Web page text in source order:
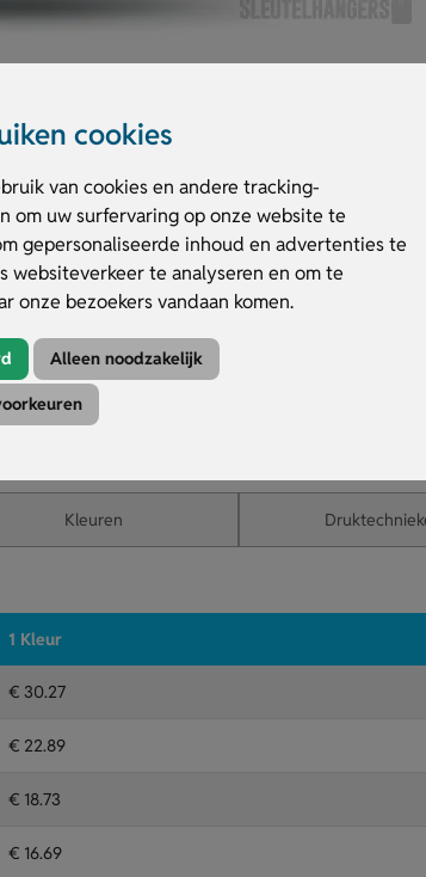
cookies
van cookies en andere tracking-
om uw surfervaring op onze website te
gepersonaliseerde inhoud en advertenties te
websiteverkeer te analyseren en om te
onze bezoekers vandaan komen.
Alleen noodzakelijk
dagelijks te volgen. Het horloge combineert
siliconen band. Dankzij de 180 mAh batterij en IPX7
HryFine app koppel je eenvoudig met iOS en
Bestel of vraag een offerte aan.
in je dagelijkse gezondheid en activiteiten.
gebruik zonder constant opladen.
of tekst voor zakelijke of promotionele doeleinden.
Kleuren
1 Kleur
€ 30.27
€ 22.89
€ 18.73
€ 16.69